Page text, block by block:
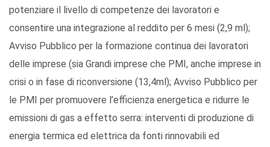
potenziare il livello di competenze dei lavoratori e
consentire una integrazione al reddito per 6 mesi (2,9 ml);
Avviso Pubblico per la formazione continua dei lavoratori
delle imprese (sia Grandi imprese che PMI, anche imprese in
crisi o in fase di riconversione (13,4ml); Avviso Pubblico per
le PMI per promuovere l’efficienza energetica e ridurre le
emissioni di gas a effetto serra: interventi di produzione di
energia termica ed elettrica da fonti rinnovabili ed